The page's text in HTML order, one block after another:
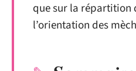
que sur la répartition
l’orientation des